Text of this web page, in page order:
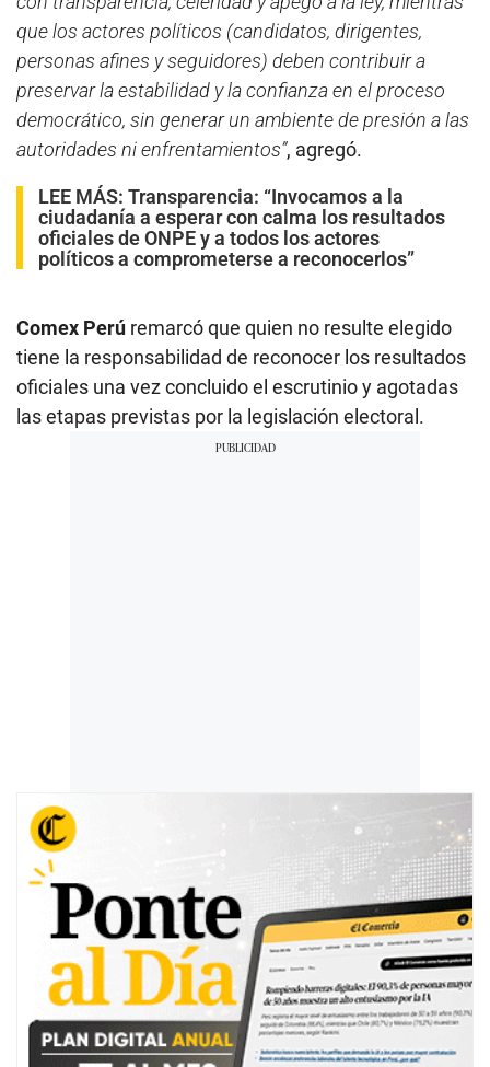
que los actores políticos (candidatos, dirigentes,
personas afines y seguidores) deben contribuir a
preservar la estabilidad y la confianza en el proceso
democrático, sin generar un ambiente de presión a las
autoridades ni enfrentamientos”, agregó.
LEE MÁS: Transparencia: “Invocamos a la
ciudadanía a esperar con calma los resultados
oficiales de ONPE y a todos los actores
políticos a comprometerse a reconocerlos”
Comex Perú remarcó que quien no resulte elegido
tiene la responsabilidad de reconocer los resultados
oficiales una vez concluido el escrutinio y agotadas
las etapas previstas por la legislación electoral.